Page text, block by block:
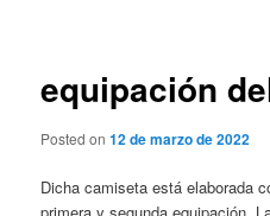
equipación
Posted on12 de marzo de 2022
Dicha camiseta está elaborada
primera y segunda equipación.